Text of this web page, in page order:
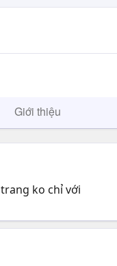
Giới thiệu
ko chỉ với